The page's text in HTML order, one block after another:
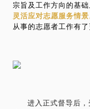
宗旨及工作方向的基础
灵活应对志愿服务情景
从事的志愿者工作有
进入正式督导后，